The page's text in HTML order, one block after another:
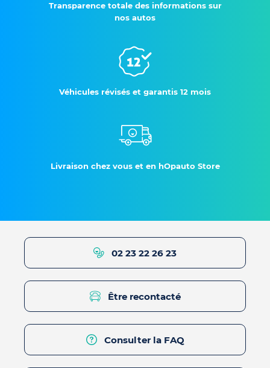
Transparence totale des informations sur
nos autos
Véhicules révisés et garantis 12 mois
Livraison chez vous et en hOpauto Store
02 23 22 26 23
Être recontacté
Consulter la FAQ